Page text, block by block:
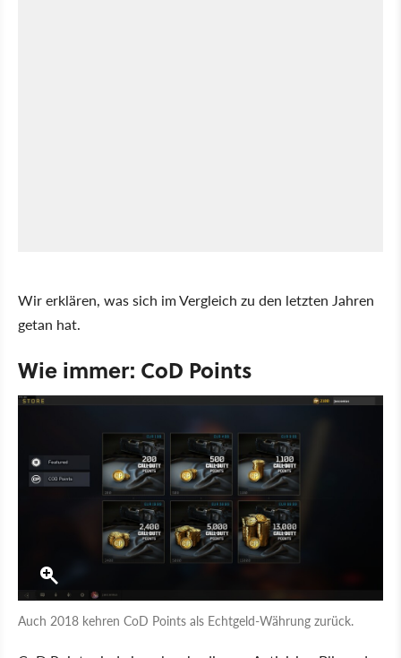
Wir erklären, was sich im Vergleich zu den letzten Jahren
getan hat.
Wie immer: CoD Points
Auch 2018 kehren CoD Points als Echtgeld-Währung zurück.